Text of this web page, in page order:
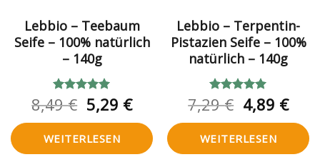
Lebbio – Teebaum
Seife – 100% natürlich
– 140g
Bewertet
mit5.00
von 5
8,49€ Ursprünglicher
Preis
war:
8,49 €
5,29 €Aktueller
Preis
ist:
5,29 €.
WEITERLESEN
Lebbio – Terpentin-
Pistazien Seife – 100%
natürlich – 140g
Bewertet
mit5.00
von 5
7,29€
Preis
war:
7,29 €
4,89 €
ist:
WEITERLESEN